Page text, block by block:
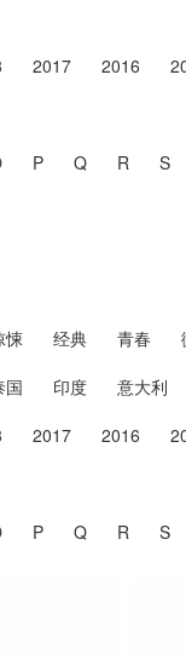
2017 2016
P Q R S
悚 经典 青春
国 印度 意大利
2017 2016
P Q R S